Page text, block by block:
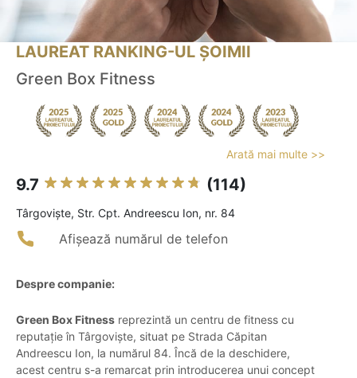
LAUREAT RANKING-UL ȘOIMII
Green Box Fitness
Arată mai multe >>
9.7 (114)
Târgovişte, Str. Cpt. Andreescu Ion, nr. 84
Afișează numărul de telefon
Despre companie:
Green Box Fitness reprezintă un centru de fitness cu
reputație în Târgoviște, situat pe Strada Căpitan
Andreescu Ion, la numărul 84. Încă de la deschidere,
acest centru s-a remarcat prin introducerea unui concept